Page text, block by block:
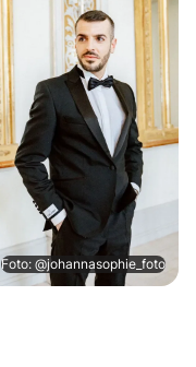
Foto: @johannasophie_foto